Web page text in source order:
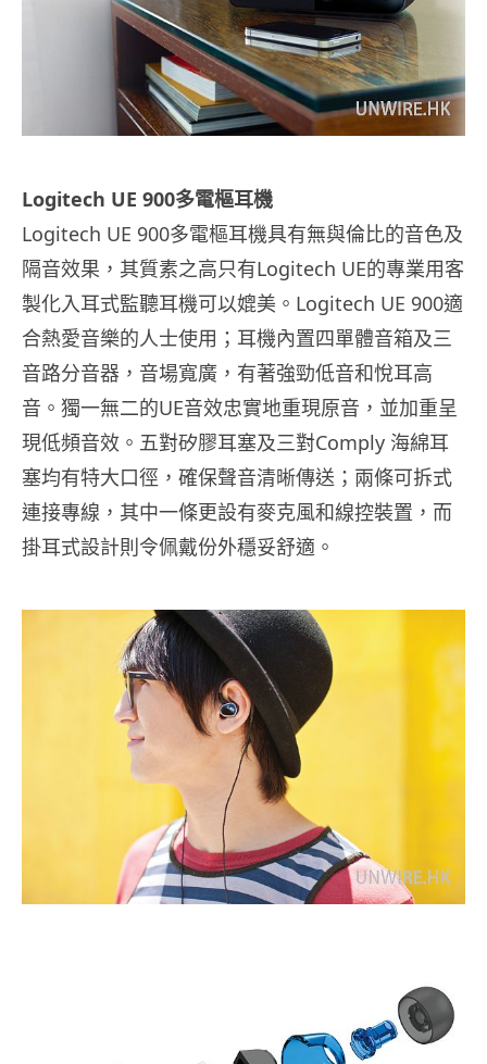
Logitech UE 900多電樞耳機
Logitech UE 900多電樞耳機具有無與倫比的音色及
隔音效果，其質素之高只有Logitech UE的專業用客
製化入耳式監聽耳機可以媲美。Logitech UE 900適
合熱愛音樂的人士使用；耳機內置四單體音箱及三
音路分音器，音場寬廣，有著強勁低音和悅耳高
音。獨一無二的UE音效忠實地重現原音，並加重呈
現低頻音效。五對矽膠耳塞及三對Comply 海綿耳
塞均有特大口徑，確保聲音清晰傳送；兩條可拆式
連接專線，其中一條更設有麥克風和線控裝置，而
掛耳式設計則令佩戴份外穩妥舒適。